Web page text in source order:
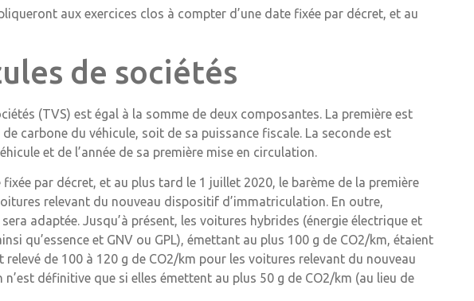
aux exercices clos à compter d’une date fixée par décret, et au
de sociétés
(TVS) est égal à la somme de deux composantes. La première est
carbone du véhicule, soit de sa puissance fiscale. La seconde est
et de l’année de sa première mise en circulation.
par décret, et au plus tard le 1 juillet 2020, le barème de la première
relevant du nouveau dispositif d’immatriculation. En outre,
adaptée. Jusqu’à présent, les voitures hybrides (énergie électrique et
qu’essence et GNV ou GPL), émettant au plus 100 g de CO2/km, étaient
de 100 à 120 g de CO2/km pour les voitures relevant du nouveau
définitive que si elles émettent au plus 50 g de CO2/km (au lieu de